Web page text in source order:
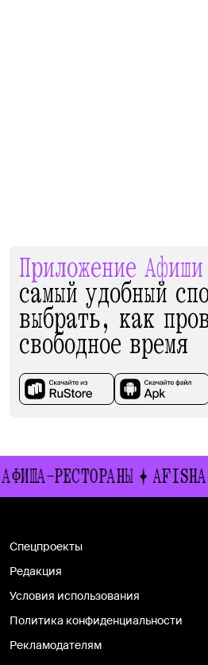
Приложение Афиши
самый удобный
выбрать, как
свободное время
AFISHA.RU
Спецпроекты
Редакция
Условия использования
Политика конфиденциальности
Рекламодателям